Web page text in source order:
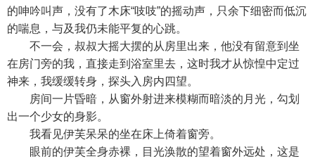
的呻吟叫声，没有了木床“吱吱”的摇动声，只余下细密而低沉
的喘息，与及我仍未能平复的心跳。
不一会，叔叔大摇大摆的从房里出来，他没有留意到坐
在房门旁的我，直接走到浴室里去，这时我才从惊惶中定过
神来，我缓缓转身，探头入房内四望。
房间一片昏暗，从窗外射进来模糊而暗淡的月光，勾划
出一个少女的身影。
我看见伊芙呆呆的坐在床上倚着窗旁。
眼前的伊芙全身赤裸，目光涣散的望着窗外远处，这是